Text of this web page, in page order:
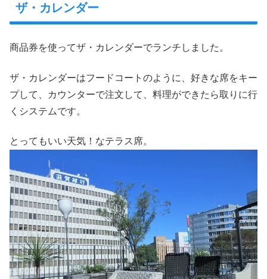
ザ・カレンダー
商品券を使ってザ・カレンダーでランチしました。
ザ・カレンダーはフードコートのように、好きな席をキー
プして、カウンターで注文して、料理ができたら取りに行
くシステムです。
とってもいい天気！なテラス席。